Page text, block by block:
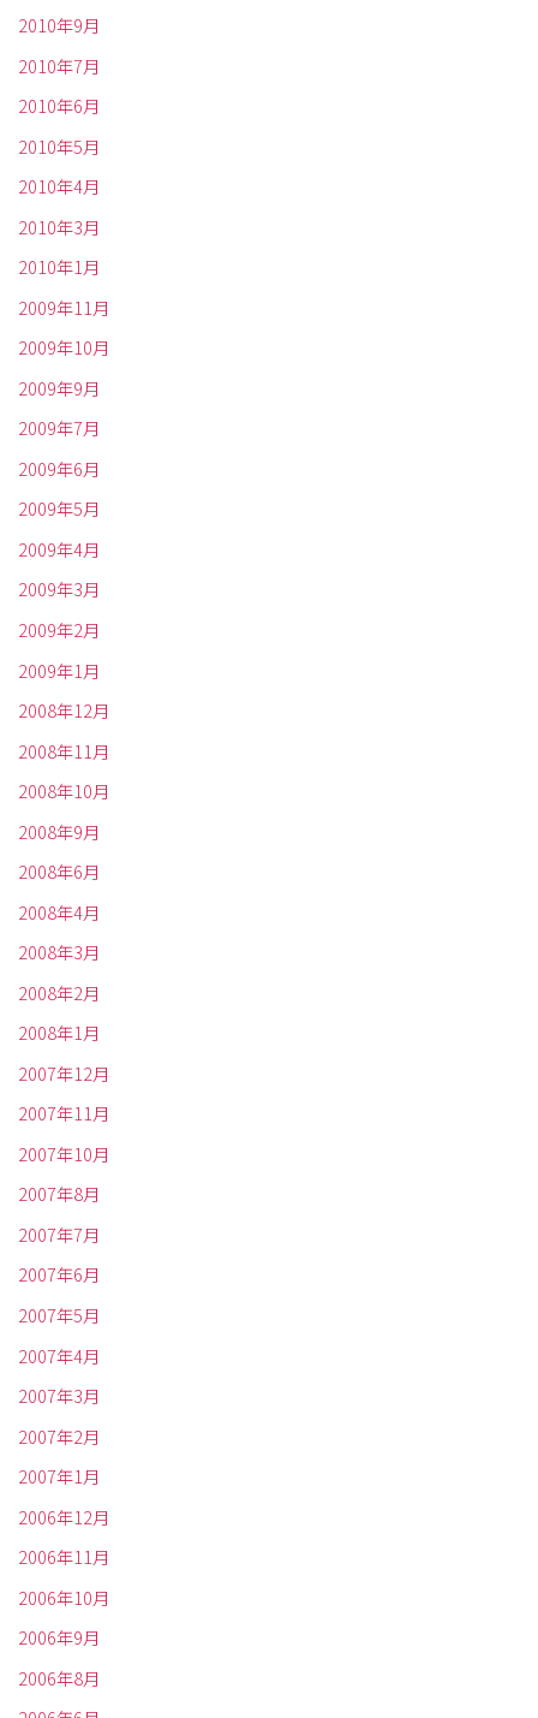
2010年9月
2010年7月
2010年6月
2010年5月
2010年4月
2010年3月
2010年1月
2009年11月
2009年10月
2009年9月
2009年7月
2009年6月
2009年5月
2009年4月
2009年3月
2009年2月
2009年1月
2008年12月
2008年11月
2008年10月
2008年9月
2008年6月
2008年4月
2008年3月
2008年2月
2008年1月
2007年12月
2007年11月
2007年10月
2007年8月
2007年7月
2007年6月
2007年5月
2007年4月
2007年3月
2007年2月
2007年1月
2006年12月
2006年11月
2006年10月
2006年9月
2006年8月